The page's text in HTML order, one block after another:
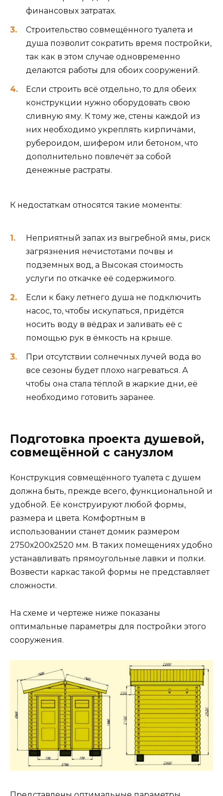
финансовых затратах.
Строительство совмещённого туалета и
душа позволит сократить время постройки,
так как в этом случае одновременно
делаются работы для обоих сооружений.
Если строить всё отдельно, то для обеих
конструкции нужно оборудовать свою
сливную яму. К тому же, стены каждой из
них необходимо укреплять кирпичами,
рубероидом, шифером или бетоном, что
дополнительно повлечёт за собой
денежные растраты.
К недостаткам относятся такие моменты:
Неприятный запах из выгребной ямы, риск
загрязнения нечистотами почвы и
подземных вод, а Высокая стоимость
услуги по откачке её содержимого.
Если к баку летнего душа не подключить
насос, то, чтобы искупаться, придётся
носить воду в вёдрах и заливать её с
помощью рук в ёмкость на крыше.
При отсутствии солнечных лучей вода во
все сезоны будет плохо нагреваться. А
чтобы она стала тёплой в жаркие дни, её
необходимо готовить заранее.
Подготовка проекта душевой,
совмещённой с санузлом
Конструкция совмещённого туалета с душем
должна быть, прежде всего, функциональной и
удобной. Её конструируют любой формы,
размера и цвета. Комфортным в
использовании станет домик размером
2750х200х2520 мм. В таких помещениях удобно
устанавливать прямоугольные лавки и полки.
Возвести каркас такой формы не представляет
сложности.
На схеме и чертеже ниже показаны
оптимальные параметры для постройки этого
сооружения.